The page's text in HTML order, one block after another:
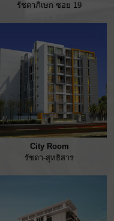
รัชดาภิเษก ซอย 19
City Room
รัชดา-สุทธิสาร